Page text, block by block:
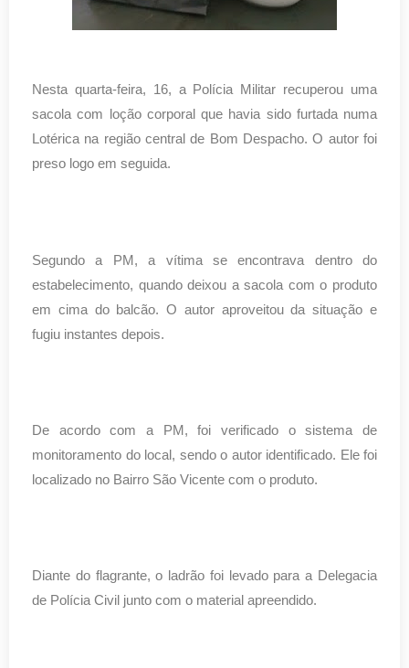
Nesta quarta-feira, 16, a Polícia Militar recuperou uma
sacola com loção corporal que havia sido furtada numa
Lotérica na região central de Bom Despacho. O autor foi
preso logo em seguida.
Segundo a PM, a vítima se encontrava dentro do
estabelecimento, quando deixou a sacola com o produto
em cima do balcão. O autor aproveitou da situação e
fugiu instantes depois.
De acordo com a PM, foi verificado o sistema de
monitoramento do local, sendo o autor identificado. Ele foi
localizado no Bairro São Vicente com o produto.
Diante do flagrante, o ladrão foi levado para a Delegacia
de Polícia Civil junto com o material apreendido.